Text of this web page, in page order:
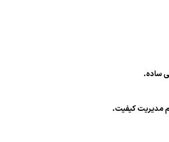
ساده.
مدیریت کیفیت.